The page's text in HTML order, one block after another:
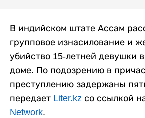
В индийском штате Ассам
групповое изнасилование и
убийство 15-летней девушки
доме. По подозрению в
преступлению задержаны
передает Liter.kz со ссылкой
Network.